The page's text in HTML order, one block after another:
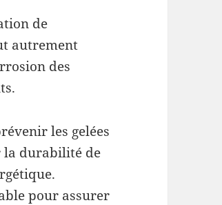
de
autrement
des
les gelées
la durabilité de
pour assurer